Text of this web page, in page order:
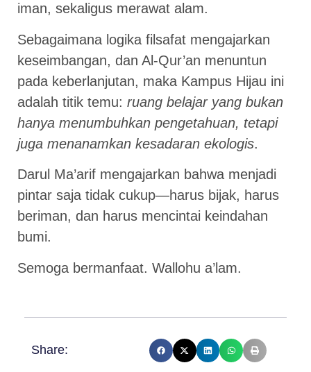
iman, sekaligus merawat alam.
Sebagaimana logika filsafat mengajarkan
keseimbangan, dan Al-Qur’an menuntun
pada keberlanjutan, maka Kampus Hijau ini
adalah titik temu: ruang belajar yang bukan
hanya menumbuhkan pengetahuan, tetapi
juga menanamkan kesadaran ekologis.
Darul Ma’arif mengajarkan bahwa menjadi
pintar saja tidak cukup—harus bijak, harus
beriman, dan harus mencintai keindahan
bumi.
Semoga bermanfaat. Wallohu a’lam.
Share: